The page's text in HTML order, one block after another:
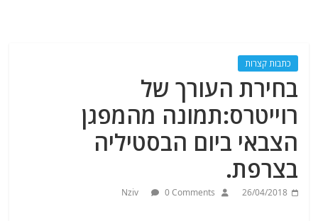
כתבות קצרות
בחירת העורך של
רוייטרס:תמונה מהמפגן
הצבאי ביום הבסטיליה
בצרפת.
26/04/2018
Nziv 0 Comments